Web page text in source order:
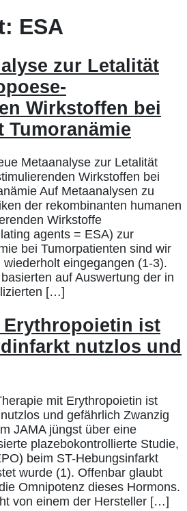
ESA
zur Letalität
Wirkstoffen bei
Tumoranämie
Metaanalyse zur Letalität
Wirkstoffen bei
Auf Metaanalysen zu
der rekombinanten humanen
Wirkstoffe
agents = ESA) zur
bei Tumorpatienten sind wir
eingegangen (1-3).
auf Auswertung der in
[…]
Erythropoietin ist
nutzlos und
mit Erythropoietin ist
und gefährlich Zwanzig
JAMA jüngst über eine
plazebokontrollierte Studie,
beim ST-Hebungsinfarkt
wurde (1). Offenbar glaubt
Omnipotenz dieses Hormons.
von einem der Hersteller […]